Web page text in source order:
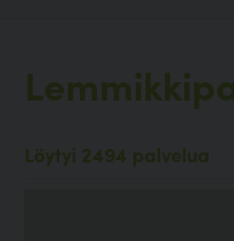
Löytyi 2494 palvelua